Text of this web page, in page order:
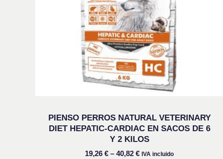
PIENSO PERROS NATURAL VETERINARY
DIET HEPATIC-CARDIAC EN SACOS DE 6
Y 2 KILOS
19,26€ –40,82€ IVA incluido
producto